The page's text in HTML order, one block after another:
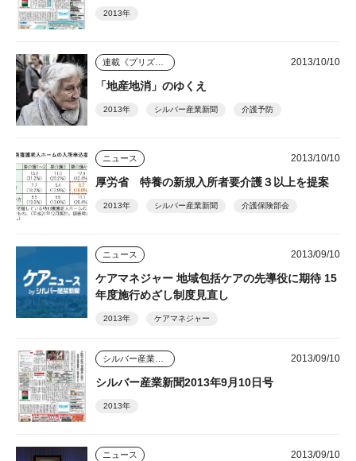
2013年
2013/10/10
「地産地消」のゆくえ
2013年 シルバー産業新聞 介護予防
ニュース 2013/10/10
厚労省 特養の新規入所者要介護３以上を提案
2013年 シルバー産業新聞 介護保険部会
ニュース 2013/09/10
ケアマネジャー 地域包括ケアの先導役に期待 15
年度施行めざし制度見直し
2013年 ケアマネジャー
2013/09/10
シルバー産業新聞2013年9月10日号
2013年
ニュース 2013/09/10